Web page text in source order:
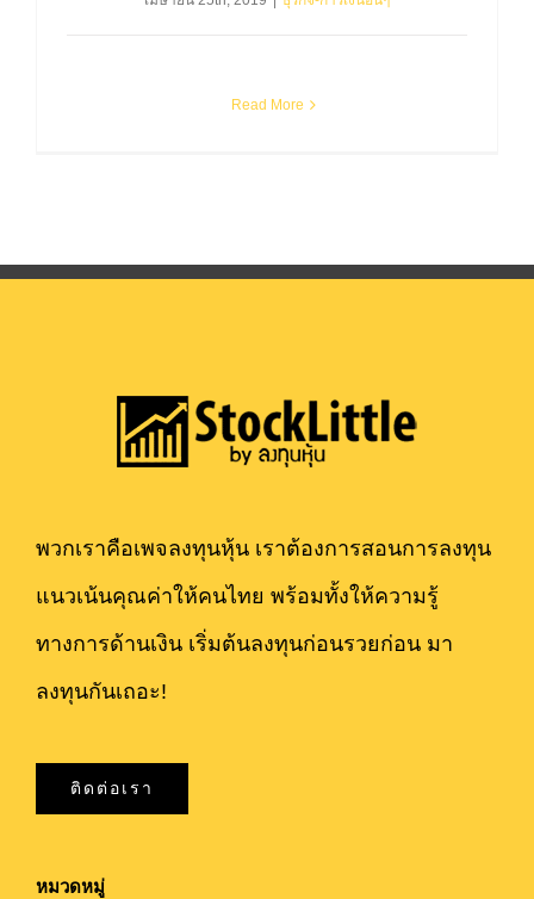
Read More
พวกเราคือเพจลงทุนหุ้น เราต้องการสอนการลงทุน
แนวเน้นคุณค่าให้คนไทย พร้อมทั้งให้ความรู้
ทางการด้านเงิน เริ่มต้นลงทุนก่อนรวยก่อน มา
ลงทุนกันเถอะ!
ติดต่อเรา
หมวดหมู่